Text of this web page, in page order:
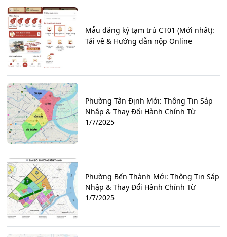
Mẫu đăng ký tạm trú CT01 (Mới nhất):
Tải về & Hướng dẫn nộp Online
Phường Tân Định Mới: Thông Tin Sáp
Nhập & Thay Đổi Hành Chính Từ
1/7/2025
Phường Bến Thành Mới: Thông Tin Sáp
Nhập & Thay Đổi Hành Chính Từ
1/7/2025